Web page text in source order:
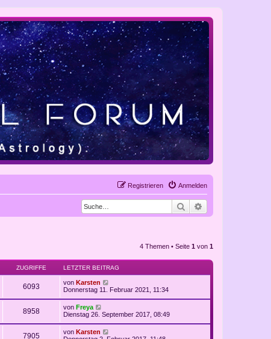
Anmelden
Registrieren
Suche
4 Themen • Seite 1 von 1
ZUGRIFFE LETZTER BEITRAG
6093 von Karsten
Donnerstag 11. Februar 2021, 11:34
8958 von Freya
Dienstag 26. September 2017, 08:49
7905 von Karsten